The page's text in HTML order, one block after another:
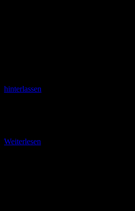
hinterlassen
Weiterlesen